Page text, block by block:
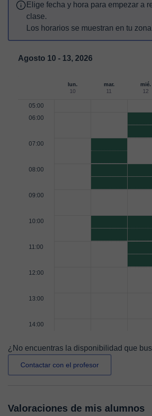
Elige fecha y hora para empezar a
clase.
Los horarios se muestran en tu
Agosto 10 - 13, 2026
lun.
10
mar.
11
mié.
12
05:00
06:00
07:00
08:00
09:00
10:00
11:00
12:00
13:00
14:00
¿No encuentras la disponibilidad que
Contactar con el profesor
Valoraciones de mis alumnos